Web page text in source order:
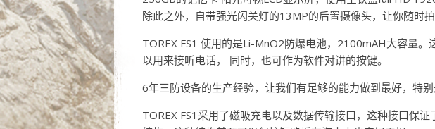
除此之外，自带强光闪关灯的13MP的后置摄像头，让你随时
TOREX FS1 使用的是Li-MnO2防爆电池，2100mAH大容量
以用来接听电话， 同时，也可作为软件对讲的按键。
6年三防设备的生产经验，让我们有足够的能力做到最好，特
TOREX FS1采用了磁吸充电以及数据传输接口，这种接口保